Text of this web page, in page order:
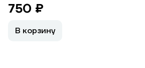
750 ₽
В корзину